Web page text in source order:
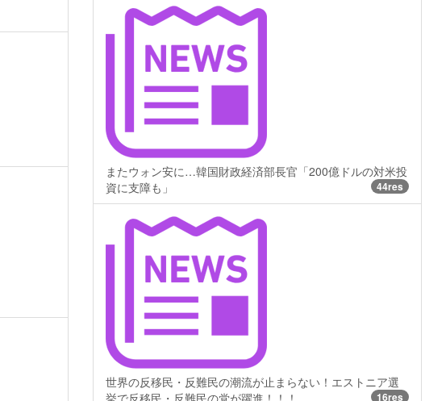
またウォン安に…韓国財政経済部長官「200億ドルの対米投
資に支障も」
44res
世界の反移民・反難民の潮流が止まらない！エストニア選
16res